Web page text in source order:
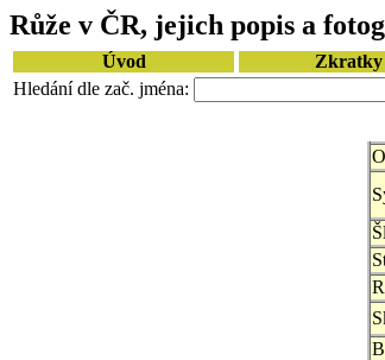
Růže v ČR, jejich popis a
Úvod Zkratky
Hledání dle zač. jména: